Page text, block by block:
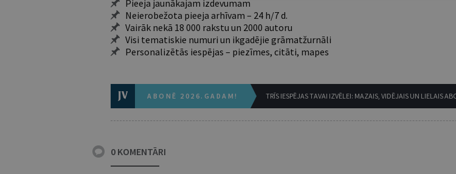
Pieeja jaunākajam izdevumam
Neierobežota pieeja arhīvam – 24 h/7 d.
Vairāk nekā 18 000 rakstu un 2000 autoru
Visi tematiskie numuri un ikgadējie grāmatžurnāli
Personalizētās iespējas – piezīmes, citāti, mapes
ABONĒ 2026.GADAM! TRĪS IESPĒJAS TAVAI IZVĒLEI: MAZAIS, VIDĒJAIS UN LIELAIS
0 KOMENTĀRI